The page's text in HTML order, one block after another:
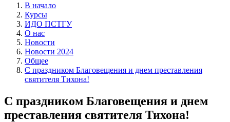
В начало
Курсы
ИДО ПСТГУ
О нас
Новости
Новости 2024
Общее
С праздником Благовещения и днем преставления
святителя Тихона!
С праздником Благовещения и днем
преставления святителя Тихона!